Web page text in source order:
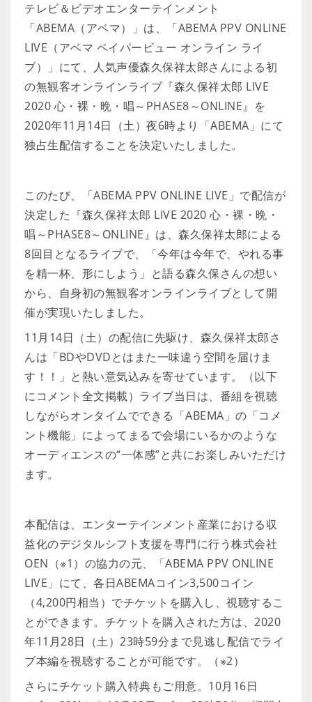
テレビ＆ビデオエンターテインメント
「ABEMA（アベマ）」は、「ABEMA PPV ONLINE
LIVE（アベマ ペイパービュー オンライン ライ
ブ）」にて、人気声優森久保祥太郎さんによる初
の無観客オンラインライブ『森久保祥太郎 LIVE
2020 心・裸・晩・唱～PHASE8～ONLINE』を
2020年11月14日（土）夜6時より「ABEMA」にて
独占生配信することを決定いたしました。
このたび、「ABEMA PPV ONLINE LIVE」で配信が
決定した『森久保祥太郎 LIVE 2020 心・裸・晩・
唱～PHASE8～ONLINE』は、森久保祥太郎による
8回目となるライブで、「今年は今年で、やれる事
を精一杯、形にしよう」と語る森久保さんの想い
から、自身初の無観客オンラインライブとして開
催が実現いたしました。
11月14日（土）の配信に先駆け、森久保祥太郎さ
んは「BDやDVDとはまた一味違う空間を届けま
す！！」と熱い意気込みを寄せています。（以下
にコメント全文掲載）ライブ当日は、番組を視聴
しながらオンタイムでできる「ABEMA」の「コメ
ント機能」によってまるで会場にいるかのような
オーディエンスの“一体感”と共にお楽しみいただけ
ます。
本配信は、エンターテインメント産業における収
益化のデジタルシフト支援を専門に行う株式会社
OEN（※1）の協力の元、「ABEMA PPV ONLINE
LIVE」にて、各日ABEMAコイン3,500コイン
（4,200円相当）でチケットを購入し、視聴するこ
とができます。チケットを購入された方は、2020
年11月28日（土）23時59分まで見逃し配信でライ
ブ本編を視聴することが可能です。（※2）
さらにチケット購入特典もご用意。10月16日